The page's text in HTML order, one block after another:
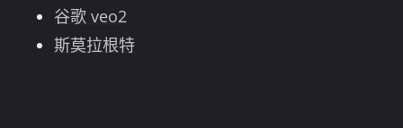
谷歌 veo2
斯莫拉根特